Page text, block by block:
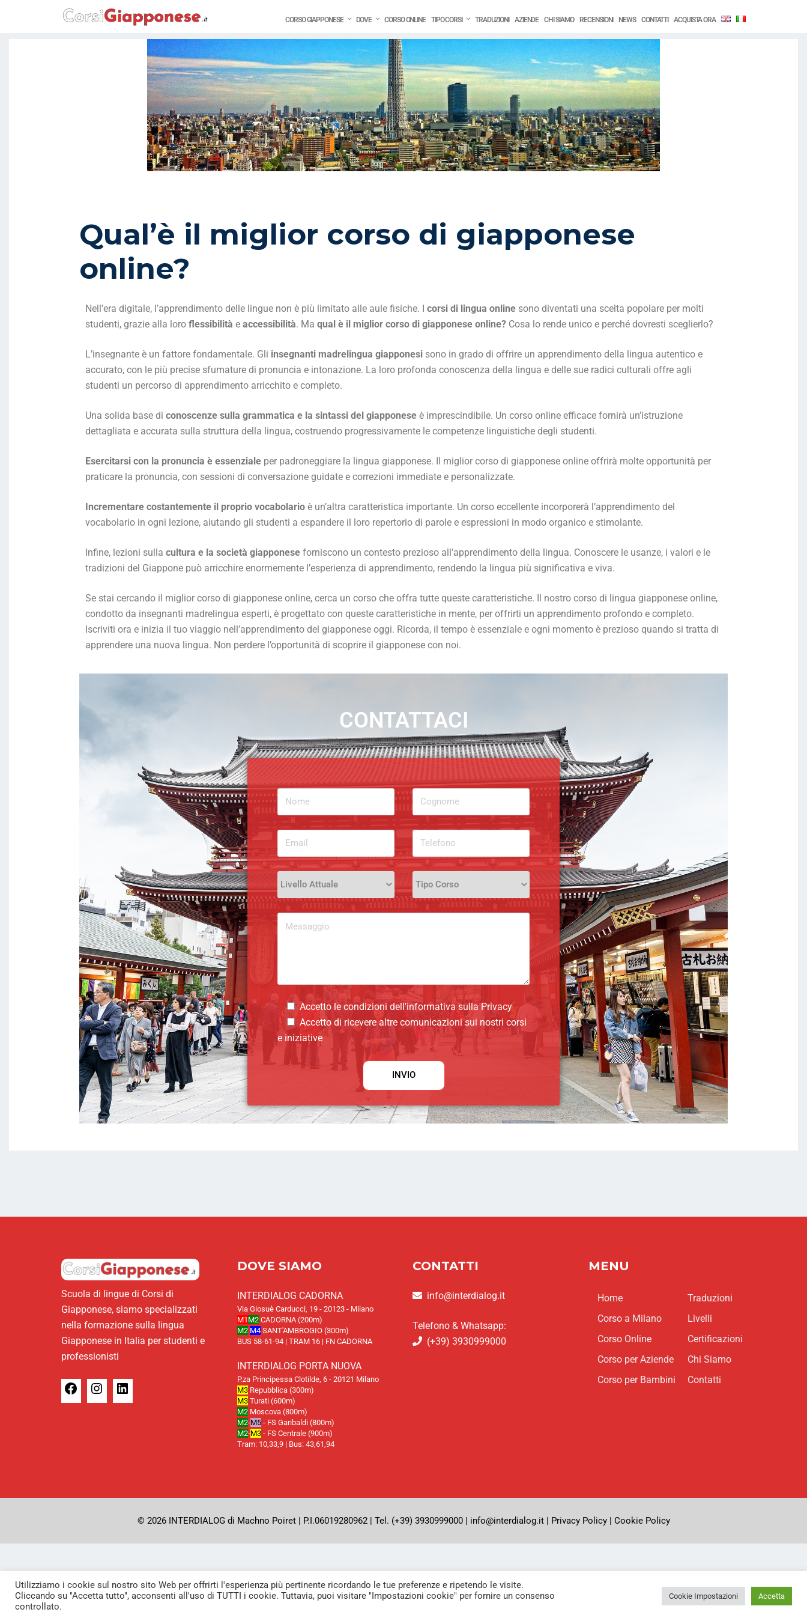
CORSO GIAPPONESE DOVE CORSO ONLINE TIPO CORSI TRADUZIONI AZIENDE CHI SIAMO RECENSIONI NEWS CONTATTI ACQUISTA ORA
Qual’è il miglior corso di giapponese
online?
Nell’era digitale, l’apprendimento delle lingue non è più limitato alle aule fisiche. I corsi di lingua online sono diventati una scelta popolare per molti
studenti, grazie alla loro flessibilità e accessibilità. Ma qual è il miglior corso di giapponese online? Cosa lo rende unico e perché dovresti sceglierlo?
L’insegnante è un fattore fondamentale. Gli insegnanti madrelingua giapponesi sono in grado di offrire un apprendimento della lingua autentico e
accurato, con le più precise sfumature di pronuncia e intonazione. La loro profonda conoscenza della lingua e delle sue radici culturali offre agli
studenti un percorso di apprendimento arricchito e completo.
Una solida base di conoscenze sulla grammatica e la sintassi del giapponese è imprescindibile. Un corso online efficace fornirà un’istruzione
dettagliata e accurata sulla struttura della lingua, costruendo progressivamente le competenze linguistiche degli studenti.
Esercitarsi con la pronuncia è essenziale per padroneggiare la lingua giapponese. Il miglior corso di giapponese online offrirà molte opportunità per
praticare la pronuncia, con sessioni di conversazione guidate e correzioni immediate e personalizzate.
Incrementare costantemente il proprio vocabolario è un’altra caratteristica importante. Un corso eccellente incorporerà l’apprendimento del
vocabolario in ogni lezione, aiutando gli studenti a espandere il loro repertorio di parole e espressioni in modo organico e stimolante.
Infine, lezioni sulla cultura e la società giapponese forniscono un contesto prezioso all’apprendimento della lingua. Conoscere le usanze, i valori e le
tradizioni del Giappone può arricchire enormemente l’esperienza di apprendimento, rendendo la lingua più significativa e viva.
Se stai cercando il miglior corso di giapponese online, cerca un corso che offra tutte queste caratteristiche. Il nostro corso di lingua giapponese online,
condotto da insegnanti madrelingua esperti, è progettato con queste caratteristiche in mente, per offrirti un apprendimento profondo e completo.
Iscriviti ora e inizia il tuo viaggio nell’apprendimento del giapponese oggi. Ricorda, il tempo è essenziale e ogni momento è prezioso quando si tratta di
apprendere una nuova lingua. Non perdere l’opportunità di scoprire il giapponese con noi.
CONTATTACI
Accetto le condizioni dell'informativa sullaPrivacy
Accetto di ricevere altre comunicazioni sui nostri corsi
e iniziative
Scuola di lingue di Corsi di
Giapponese, siamo specializzati
nella formazione sulla lingua
Giapponese in Italia per studenti e
professionisti
DOVE SIAMO
INTERDIALOG CADORNA
Via Giosuè Carducci, 19 - 20123 - Milano
M1 M2CADORNA (200m)
M2 M4SANT'AMBROGIO (300m)
BUS 58-61-94 | TRAM 16 | FN CADORNA
INTERDIALOG PORTA NUOVA
P.za Principessa Clotilde, 6 - 20121 Milano
M3Repubblica (300m)
M3Turati (600m)
M2Moscova (800m)
M2-M5- FS Garibaldi (800m)
M2-M3- FS Centrale (900m)
Tram: 10,33,9 | Bus: 43,61,94
CONTATTI
info@interdialog.it
Telefono & Whatsapp:
(+39) 3930999000
MENU
Home
Corso a Milano
Corso Online
Corso per Aziende
Corso per Bambini
Traduzioni
Livelli
Certificazioni
Chi Siamo
Contatti
© 2026 INTERDIALOG di Machno Poiret | P.I.06019280962 | Tel. (+39) 3930999000 | info@interdialog.it | Privacy Policy| Cookie Policy
Utilizziamo i cookie sul nostro sito Web per offrirti l'esperienza più pertinente ricordando le tue preferenze e ripetendo le visite.
Cliccando su "Accetta tutto", acconsenti all'uso di TUTTI i cookie. Tuttavia, puoi visitare "Impostazioni cookie" per fornire un consenso
controllato.
Cookie Impostazioni Accetta